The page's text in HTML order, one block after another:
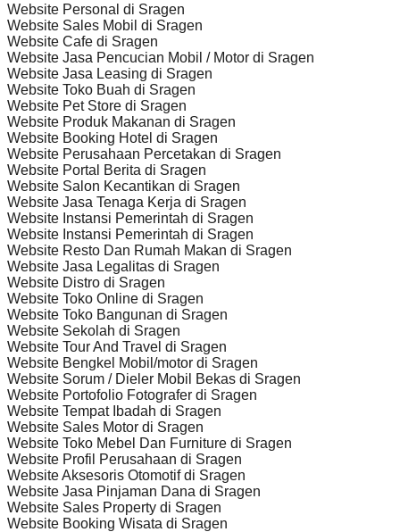
Website Personal di Sragen
Website Sales Mobil di Sragen
Website Cafe di Sragen
Website Jasa Pencucian Mobil / Motor di Sragen
Website Jasa Leasing di Sragen
Website Toko Buah di Sragen
Website Pet Store di Sragen
Website Produk Makanan di Sragen
Website Booking Hotel di Sragen
Website Perusahaan Percetakan di Sragen
Website Portal Berita di Sragen
Website Salon Kecantikan di Sragen
Website Jasa Tenaga Kerja di Sragen
Website Instansi Pemerintah di Sragen
Website Instansi Pemerintah di Sragen
Website Resto Dan Rumah Makan di Sragen
Website Jasa Legalitas di Sragen
Website Distro di Sragen
Website Toko Online di Sragen
Website Toko Bangunan di Sragen
Website Sekolah di Sragen
Website Tour And Travel di Sragen
Website Bengkel Mobil/motor di Sragen
Website Sorum / Dieler Mobil Bekas di Sragen
Website Portofolio Fotografer di Sragen
Website Tempat Ibadah di Sragen
Website Sales Motor di Sragen
Website Toko Mebel Dan Furniture di Sragen
Website Profil Perusahaan di Sragen
Website Aksesoris Otomotif di Sragen
Website Jasa Pinjaman Dana di Sragen
Website Sales Property di Sragen
Website Booking Wisata di Sragen